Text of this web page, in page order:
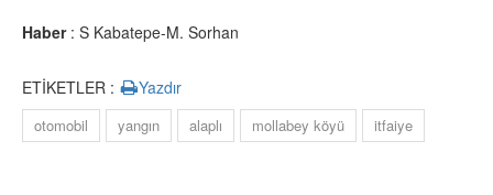
Haber: S Kabatepe-M. Sorhan
ETİKETLER : Yazdır
otomobil yangın alaplı mollabey köyü itfaiye